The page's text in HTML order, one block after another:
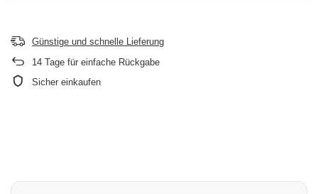
Günstige und schnelle Lieferung
14 Tage für einfache Rückgabe
Sicher einkaufen